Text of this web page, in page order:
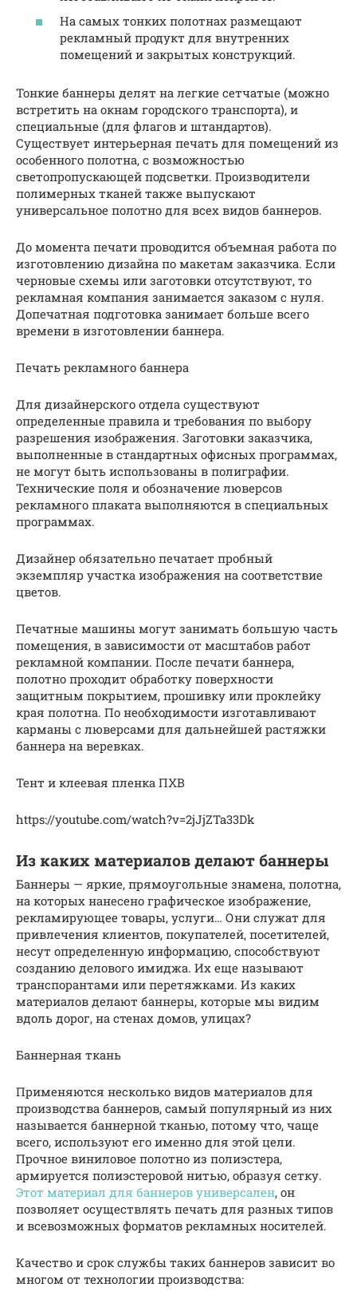
На самых тонких полотнах размещают
рекламный продукт для внутренних
помещений и закрытых конструкций.
Тонкие баннеры делят на легкие сетчатые (можно
встретить на окнам городского транспорта), и
специальные (для флагов и штандартов).
Существует интерьерная печать для помещений из
особенного полотна, с возможностью
светопропускающей подсветки. Производители
полимерных тканей также выпускают
универсальное полотно для всех видов баннеров.
До момента печати проводится объемная работа по
изготовлению дизайна по макетам заказчика. Если
черновые схемы или заготовки отсутствуют, то
рекламная компания занимается заказом с нуля.
Допечатная подготовка занимает больше всего
времени в изготовлении баннера.
Печать рекламного баннера
Для дизайнерского отдела существуют
определенные правила и требования по выбору
разрешения изображения. Заготовки заказчика,
выполненные в стандартных офисных программах,
не могут быть использованы в полиграфии.
Технические поля и обозначение люверсов
рекламного плаката выполняются в специальных
программах.
Дизайнер обязательно печатает пробный
экземпляр участка изображения на соответствие
цветов.
Печатные машины могут занимать большую часть
помещения, в зависимости от масштабов работ
рекламной компании. После печати баннера,
полотно проходит обработку поверхности
защитным покрытием, прошивку или проклейку
края полотна. По необходимости изготавливают
карманы с люверсами для дальнейшей растяжки
баннера на веревках.
Тент и клеевая пленка ПХВ
https://youtube.com/watch?v=2jJjZTa33Dk
Из каких материалов делают баннеры
Баннеры — яркие, прямоугольные знамена, полотна,
на которых нанесено графическое изображение,
рекламирующее товары, услуги… Они служат для
привлечения клиентов, покупателей, посетителей,
несут определенную информацию, способствуют
созданию делового имиджа. Их еще называют
транспорантами или перетяжками. Из каких
материалов делают баннеры, которые мы видим
вдоль дорог, на стенах домов, улицах?
Баннерная ткань
Применяются несколько видов материалов для
производства баннеров, самый популярный из них
называется баннерной тканью, потому что, чаще
всего, используют его именно для этой цели.
Прочное виниловое полотно из полиэстера,
армируется полиэстеровой нитью, образуя сетку.
Этот материал для баннеров универсален, он
позволяет осуществлять печать для разных типов
и всевозможных форматов рекламных носителей.
Качество и срок службы таких баннеров зависит во
многом от технологии производства: